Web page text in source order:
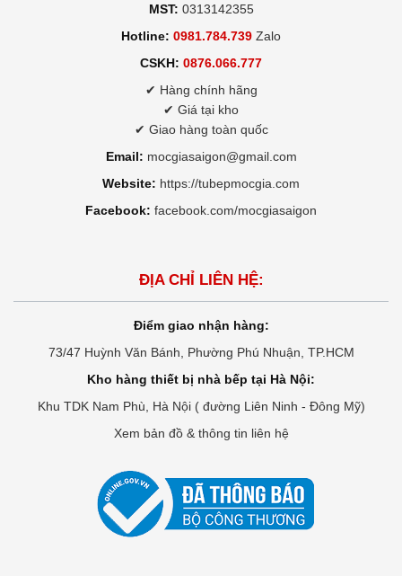
MST: 0313142355
Hotline: 0981.784.739 Zalo
CSKH: 0876.066.777
✔ Hàng chính hãng
✔ Giá tại kho
✔ Giao hàng toàn quốc
Email: mocgiasaigon@gmail.com
Website: https://tubepmocgia.com
Facebook: facebook.com/mocgiasaigon
ĐỊA CHỈ LIÊN HỆ:
Điểm giao nhận hàng:
73/47 Huỳnh Văn Bánh, Phường Phú Nhuận, TP.HCM
Kho hàng thiết bị nhà bếp tại Hà Nội:
Khu TDK Nam Phù, Hà Nội ( đường Liên Ninh - Đông Mỹ)
Xem bản đồ & thông tin liên hệ